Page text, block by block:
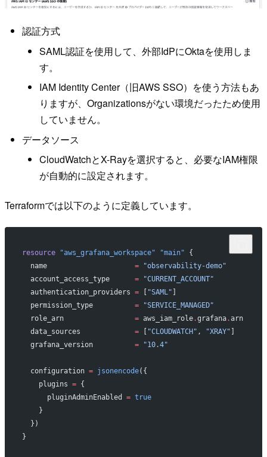
認証方式
SAML認証を使用して、外部IdPにOktaを使用しま
す。
IAM Identity Center（旧AWS SSO）を使う方法もあ
りますが、Organizationsがない環境だったため使用
していません。
データソース
CloudWatchとX-Rayを選択すると、必要なIAM権限
が自動的に設定されます。
Terraformでは以下のように定義しています。
resource "aws_grafana_workspace" "main" {
  name
                     =
"observability-demo"
  account_access_type
      =
"CURRENT_ACCOUNT"
  authentication_providers
= [ "SAML"
  permission_type
          =
"SERVICE_MANAGED"
  role_arn
                 =
aws_iam_role.grafana.arn
  data_sources
             =
[ "CLOUDWATCH" , "XRAY"
  grafana_version
          =
"10.4"
  configuration
= jsonencode({
    plugins
= {
      pluginAdminEnabled
= true
    }
  })
}